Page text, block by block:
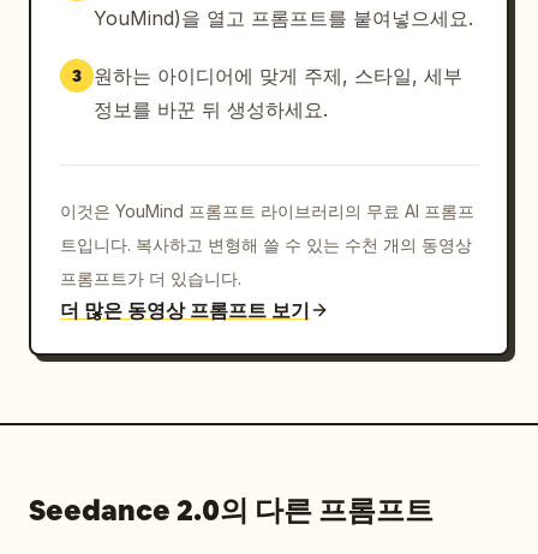
YouMind)을 열고 프롬프트를 붙여넣으세요.
3
원하는 아이디어에 맞게 주제, 스타일, 세부
정보를 바꾼 뒤 생성하세요.
이것은 YouMind 프롬프트 라이브러리의 무료 AI 프롬프
트입니다. 복사하고 변형해 쓸 수 있는 수천 개의 동영상
프롬프트가 더 있습니다.
더 많은 동영상 프롬프트 보기
Seedance 2.0의 다른 프롬프트